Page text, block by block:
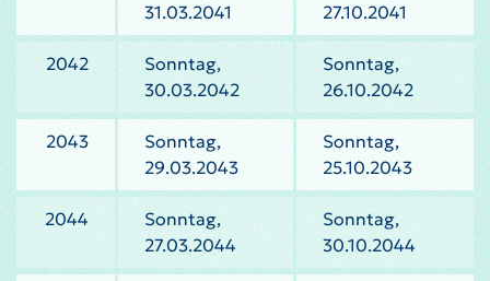
31.03.2041
27.10.2041
2042
Sonntag,
30.03.2042
Sonntag,
26.10.2042
2043
Sonntag,
29.03.2043
Sonntag,
25.10.2043
2044
Sonntag,
27.03.2044
Sonntag,
30.10.2044